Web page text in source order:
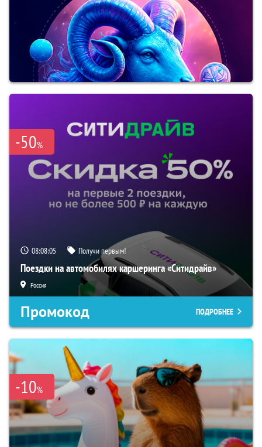
-50%
08:08:04 Получи первым!
Поездки на автомобилях каршеринга «Ситидрайв»
Россия
Промокод ПОДРОБНЕЕ
-10%